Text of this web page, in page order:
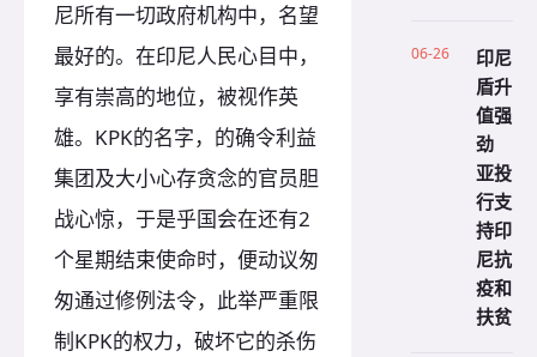
尼所有一切政府机构中，名望
最好的。在印尼人民心目中，
享有崇高的地位，被视作英
雄。KPK的名字，的确令利益
集团及大小心存贪念的官员胆
战心惊，于是乎国会在还有2
个星期结束使命时，便动议匆
匆通过修例法令，此举严重限
制KPK的权力，破坏它的杀伤
06-26
印尼
盾升
值强
劲
亚投
行支
持印
尼抗
疫和
扶贫